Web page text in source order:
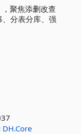
聚焦添删改查
分表分库、强
DH.Core